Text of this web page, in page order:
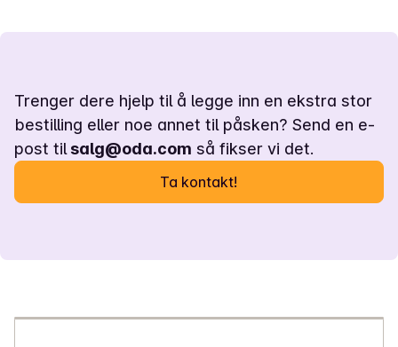
Trenger dere hjelp til å legge inn en ekstra stor
bestilling eller noe annet til påsken? Send en e-
post tilsalg@oda.com så fikser vi det.
Ta kontakt!